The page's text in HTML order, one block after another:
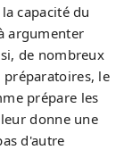
capacité du
argumenter
de nombreux
le
prépare les
donne une
d'autre